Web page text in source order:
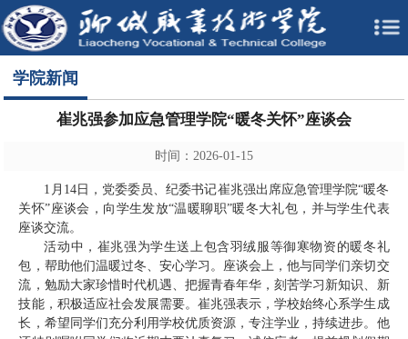
学院新闻
崔兆强参加应急管理学院“暖冬关怀”座谈会
时间：2026-01-15
1月14日，党委委员、纪委书记崔兆强出席应急管理学院“暖冬
关怀”座谈会，向学生发放“温暖聊职”暖冬大礼包，并与学生代表
座谈交流。
活动中，崔兆强为学生送上包含羽绒服等御寒物资的暖冬礼
包，帮助他们温暖过冬、安心学习。座谈会上，他与同学们亲切交
流，勉励大家珍惜时代机遇、把握青春年华，刻苦学习新知识、新
技能，积极适应社会发展需要。崔兆强表示，学校始终心系学生成
长，希望同学们充分利用学校优质资源，专注学业，持续进步。他